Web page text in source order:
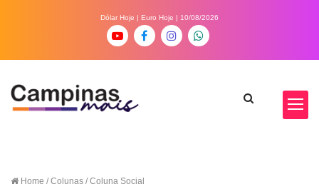
Dólar Hoje | Euro Hoje | 10/08/2026
Home / Colunas / Coluna Social